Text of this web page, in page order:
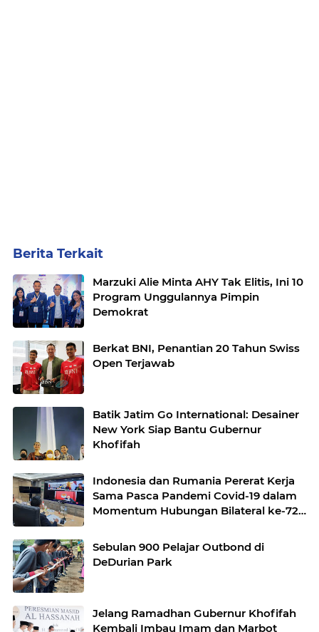
Berita Terkait
Marzuki Alie Minta AHY Tak Elitis, Ini 10
Program Unggulannya Pimpin
Demokrat
Berkat BNI, Penantian 20 Tahun Swiss
Open Terjawab
Batik Jatim Go International: Desainer
New York Siap Bantu Gubernur
Khofifah
Indonesia dan Rumania Pererat Kerja
Sama Pasca Pandemi Covid-19 dalam
Momentum Hubungan Bilateral ke-72
Sebulan 900 Pelajar Outbond di
DeDurian Park
Jelang Ramadhan Gubernur Khofifah
Kembali Imbau Imam dan Marbot